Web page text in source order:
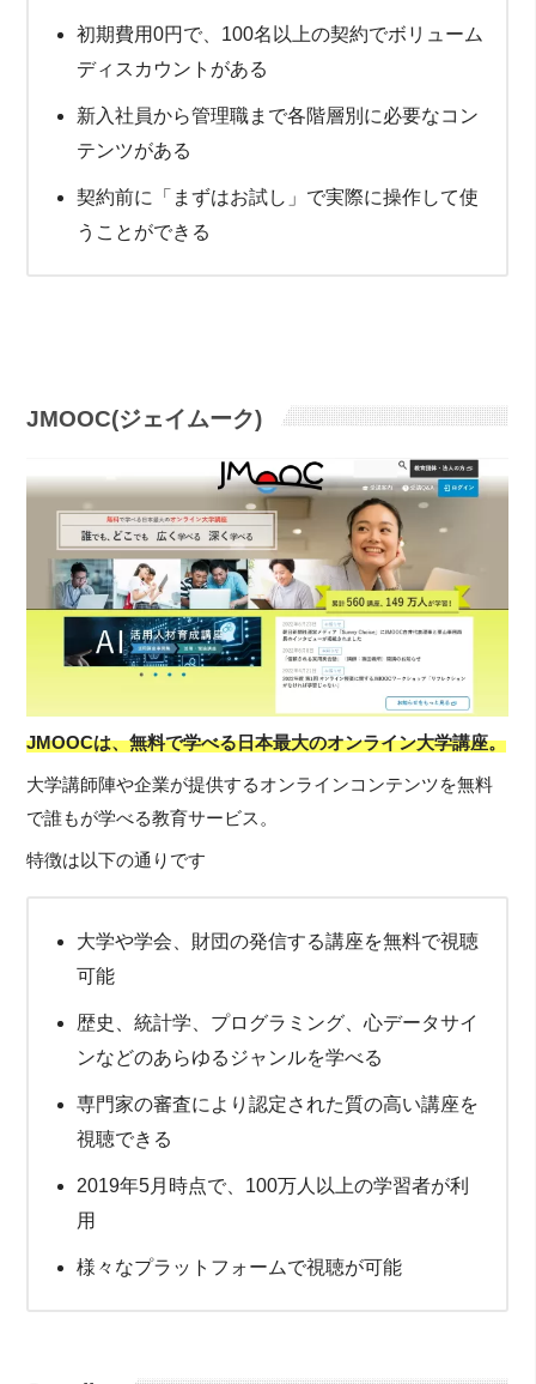
初期費用0円で、100名以上の契約でボリューム
ディスカウントがある
新入社員から管理職まで各階層別に必要なコン
テンツがある
契約前に「まずはお試し」で実際に操作して使
うことができる
JMOOC(ジェイムーク)
JMOOCは、無料で学べる日本最大のオンライン大学講座。
大学講師陣や企業が提供するオンラインコンテンツを無料
で誰もが学べる教育サービス。
特徴は以下の通りです
大学や学会、財団の発信する講座を無料で視聴
可能
歴史、統計学、プログラミング、心データサイ
ンなどのあらゆるジャンルを学べる
専門家の審査により認定された質の高い講座を
視聴できる
2019年5月時点で、100万人以上の学習者が利
用
様々なプラットフォームで視聴が可能